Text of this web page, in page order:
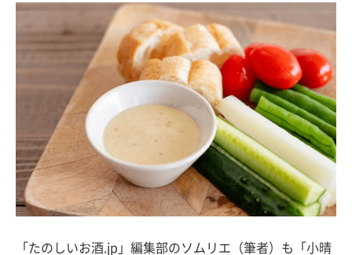
「たのしいお酒.jp」編集部のソムリエ（筆者）も「小晴